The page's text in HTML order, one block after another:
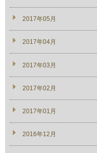
2017年05月
2017年04月
2017年03月
2017年02月
2017年01月
2016年12月